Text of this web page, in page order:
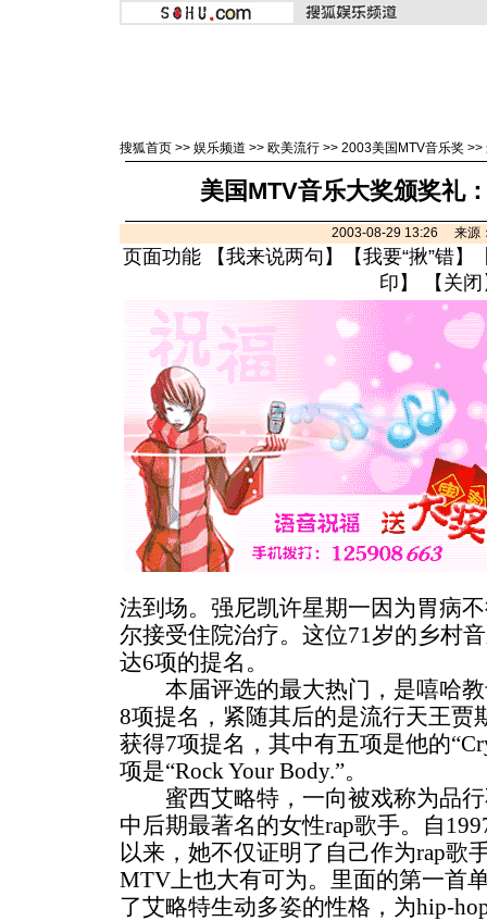
搜狐首页 >> 娱乐频道 >> 欧美流行 >> 2003美国MTV音乐奖 >>
美国MTV音乐大奖颁奖礼
2003-08-29 13:26 来源
页面功能 【我来说两句 】【我要“揪”错】
印 】 【 关闭
法到场。强尼凯许星期一因为胃病
尔接受住院治疗。这位71岁的乡村
达6项的提名。
本届评选的最大热门，是嘻哈教
8项提名，紧随其后的是流行天王贾
获得7项提名，其中有五项是他的
项是“Rock Your Body.”。
蜜西艾略特，一向被戏称为品行
中后期最著名的女性rap歌手。自
以来，她不仅证明了自己作为rap歌
MTV上也大有可为。里面的第一首
了艾略特生动多姿的性格，为hip-